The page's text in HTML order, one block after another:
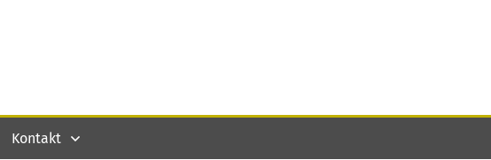
Kontakt